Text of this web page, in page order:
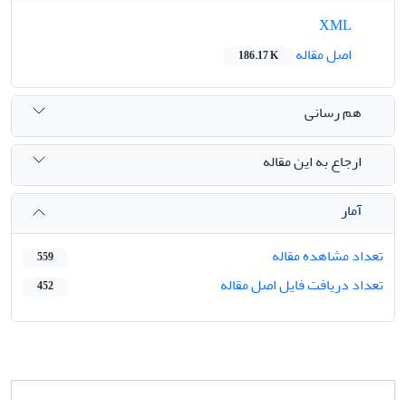
اصل مقاله
186.17 K
هم رسانی
ارجاع به این مقاله
آمار
تعداد مشاهده مقاله
559
تعداد دریافت فایل اصل مقاله 452